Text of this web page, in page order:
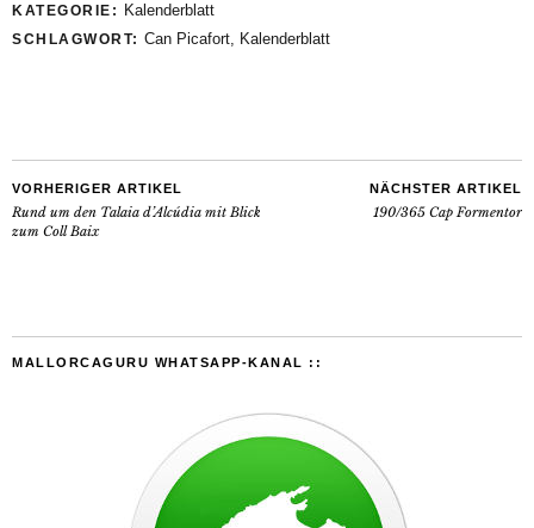
KATEGORIE: Kalenderblatt
SCHLAGWORT: Can Picafort, Kalenderblatt
VORHERIGER ARTIKEL
Rund um den Talaia d’Alcúdia mit Blick
zum Coll Baix
NÄCHSTER ARTIKEL
190/365 Cap Formentor
MALLORCAGURU WHATSAPP-KANAL ::